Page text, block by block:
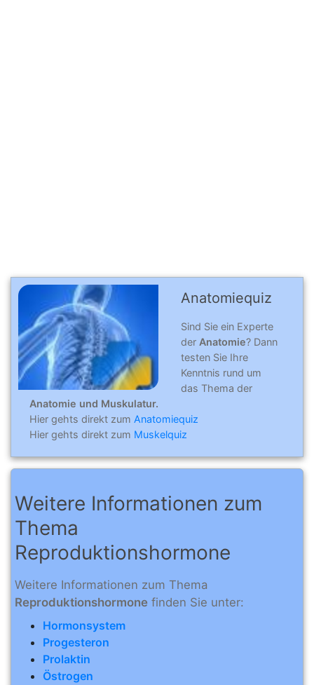
Anatomiequiz
Sind Sie ein Experte
der Anatomie? Dann
testen Sie Ihre
Kenntnis rund um
das Thema der
Anatomie und Muskulatur.
Hier gehts direkt zum Anatomiequiz
Hier gehts direkt zum Muskelquiz
Weitere Informationen zum
Thema
Reproduktionshormone
Weitere Informationen zum Thema
Reproduktionshormone finden Sie unter:
Hormonsystem
Progesteron
Prolaktin
Östrogen